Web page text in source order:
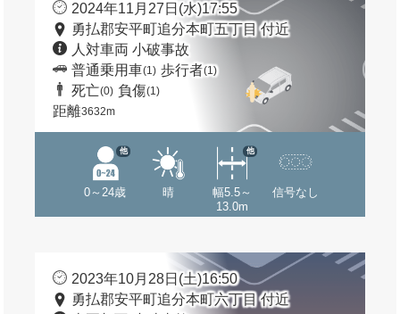
2024年11月27日(水)17:55
勇払郡安平町追分本町五丁目 付近
人対車両 小破事故
普通乗用車(1) 歩行者(1)
死亡(0) 負傷(1)
距離3632m
0～24歳
他
晴
幅5.5～
13.0m
他
信号なし
2023年10月28日(土)16:50
勇払郡安平町追分本町六丁目 付近